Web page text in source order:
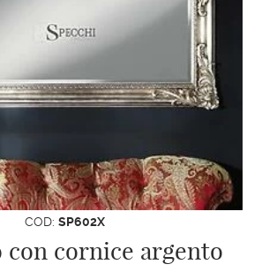
COD: SP602X
con cornice argento